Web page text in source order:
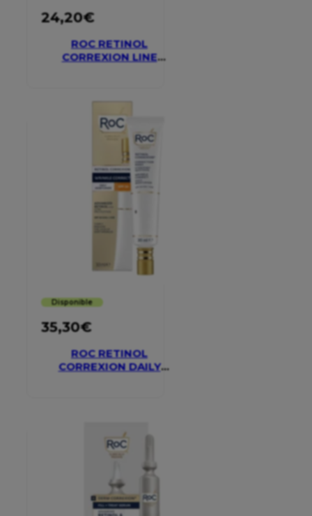
24,20€
ROC RETINOL
CORREXION LINE
Disponible
35,30€
ROC RETINOL
CORREXION DAILY